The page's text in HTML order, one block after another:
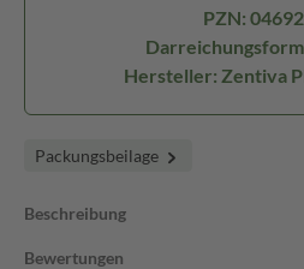
PZN:
Hersteller: Zentiva
Packungsbeilage
Beschreibung
Bewertungen